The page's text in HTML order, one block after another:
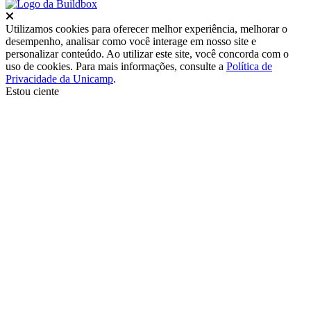
Utilizamos cookies para oferecer melhor experiência, melhorar o
desempenho, analisar como você interage em nosso site e
personalizar conteúdo. Ao utilizar este site, você concorda com o
uso de cookies. Para mais informações, consulte a Política de
Privacidade da Unicamp.
Estou ciente